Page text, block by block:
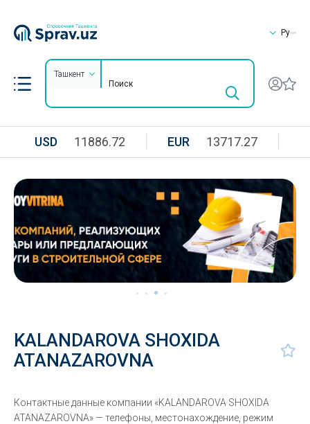
Ру
Ташкент
USD 11886.72 EUR 13717.27
KALANDAROVA SHOXIDA
ATANAZAROVNA
Контактные данные компании «KALANDAROVA SHOXIDA
ATANAZAROVNA» — телефоны, местонахождение, режим